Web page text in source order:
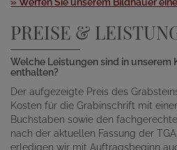
PREISE &
Welche Leistungen sind in
enthalten?
Der aufgezeigte Preis des
Kosten für die Grabinschrift mit
Buchstaben sowie den
nach der aktuellen Fassung der
erledigen wir mit Auftragsbeginn